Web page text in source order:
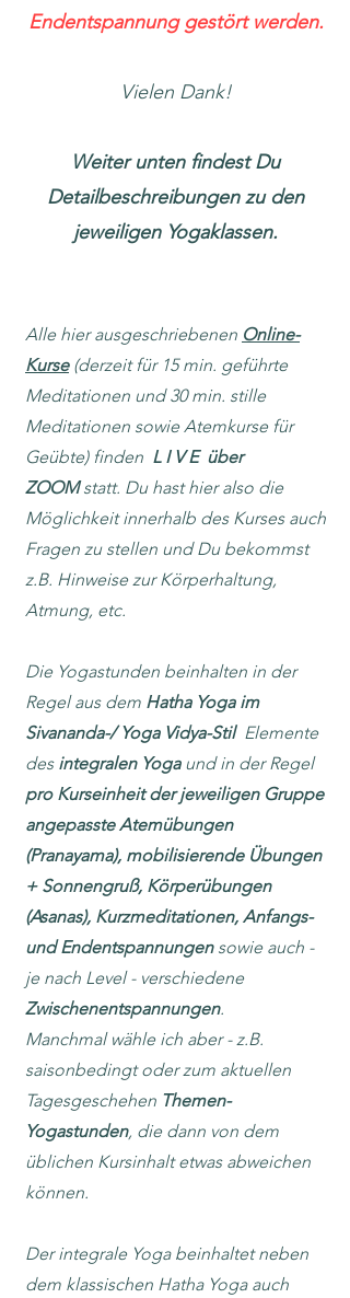
Endentspannung gestört werden.
Vielen Dank!
Weiter unten findest Du
Detailbeschreibungen zu den
jeweiligen Yogaklassen.
Alle hier ausgeschriebenen Online-
Kurse (derzeit für 15 min. geführte
Meditationen und 30 min. stille
Meditationen sowie Atemkurse für
Geübte) finden L I V E über
ZOOMstatt. Du hast hier also die
Möglichkeit innerhalb des Kurses auch
Fragen zu stellen und Du bekommst
z.B. Hinweise zur Körperhaltung,
Atmung, etc.
Die Yogastunden beinhalten in der
Regel aus dem Hatha Yoga im
Sivananda-/ Yoga Vidya-StilElemente
des integralen Yogaund in der Regel
pro Kurseinheit der jeweiligen Gruppe
angepasste Atemübungen
(Pranayama), mobilisierende Übungen
+ Sonnengruß, Körperübungen
(Asanas), Kurzmeditationen, Anfangs-
und Endentspannungensowie auch -
je nach Level - verschiedene
Zwischenentspannungen.
Manchmal wähle ich aber - z.B.
saisonbedingt oder zum aktuellen
Tagesgeschehen Themen-
Yogastunden, die dann von dem
üblichen Kursinhalt etwas abweichen
können.
Der integrale Yoga beinhaltet neben
dem klassischen Hatha Yoga auch